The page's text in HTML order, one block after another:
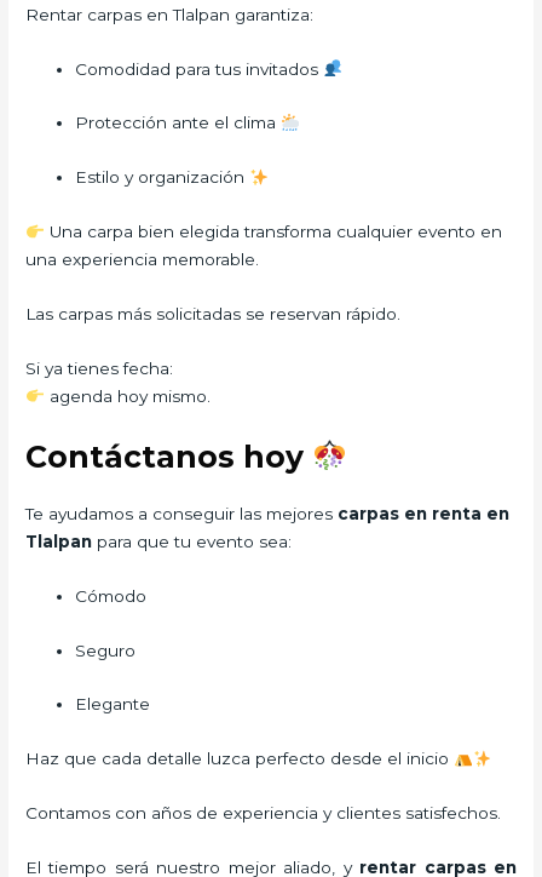
Rentar carpas en Tlalpan garantiza:
Comodidad para tus invitados
Protección ante el clima
Estilo y organización
Una carpa bien elegida transforma cualquier evento en
una experiencia memorable.
Las carpas más solicitadas se reservan rápido.
Si ya tienes fecha:
agenda hoy mismo.
Contáctanos hoy
Te ayudamos a conseguir las mejores carpas en renta en
Tlalpan para que tu evento sea:
Cómodo
Seguro
Elegante
Haz que cada detalle luzca perfecto desde el inicio
Contamos con años de experiencia y clientes satisfechos.
El tiempo será nuestro mejor aliado, y rentar carpasen